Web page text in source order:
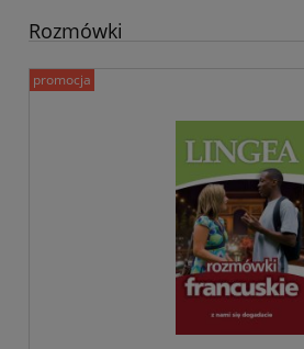
Rozmówki
promocja